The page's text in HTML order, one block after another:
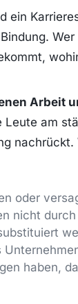
ein
Arbeit
Leute am
oder
nicht
haben,